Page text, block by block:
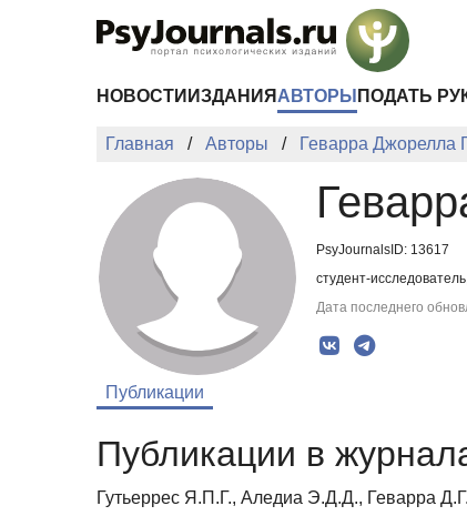
НОВОСТИ ИЗДАНИЯ АВТОРЫ ПОДАТЬ
Главная Авторы Геварра Джорелла
PsyJournalsID: 13617
студент-
Дата последнего
Публикации
Публикации в
Гутьеррес Я.П.Г., Аледиа Э.Д.Д., Геварра